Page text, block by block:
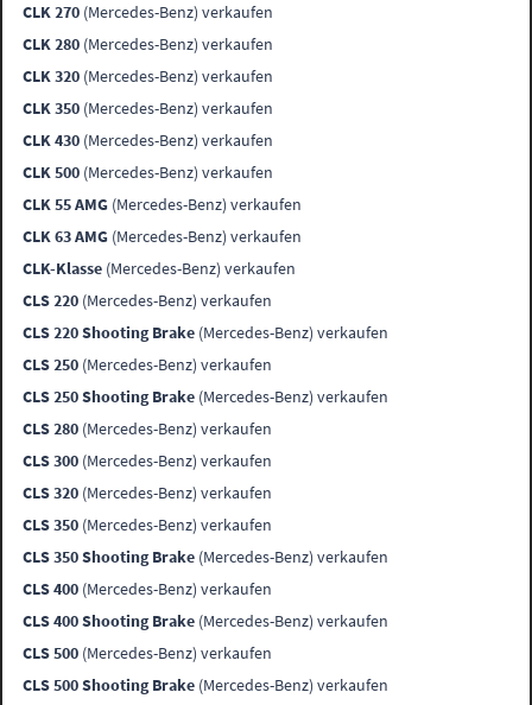
CLK 270 (Mercedes-Benz) verkaufen
CLK 280 (Mercedes-Benz) verkaufen
CLK 320 (Mercedes-Benz) verkaufen
CLK 350 (Mercedes-Benz) verkaufen
CLK 430 (Mercedes-Benz) verkaufen
CLK 500 (Mercedes-Benz) verkaufen
CLK 55 AMG (Mercedes-Benz) verkaufen
CLK 63 AMG (Mercedes-Benz) verkaufen
CLK-Klasse (Mercedes-Benz) verkaufen
CLS 220 (Mercedes-Benz) verkaufen
CLS 220 Shooting Brake (Mercedes-Benz) verkaufen
CLS 250 (Mercedes-Benz) verkaufen
CLS 250 Shooting Brake (Mercedes-Benz) verkaufen
CLS 280 (Mercedes-Benz) verkaufen
CLS 300 (Mercedes-Benz) verkaufen
CLS 320 (Mercedes-Benz) verkaufen
CLS 350 (Mercedes-Benz) verkaufen
CLS 350 Shooting Brake (Mercedes-Benz) verkaufen
CLS 400 (Mercedes-Benz) verkaufen
CLS 400 Shooting Brake (Mercedes-Benz) verkaufen
CLS 500 (Mercedes-Benz) verkaufen
CLS 500 Shooting Brake (Mercedes-Benz) verkaufen